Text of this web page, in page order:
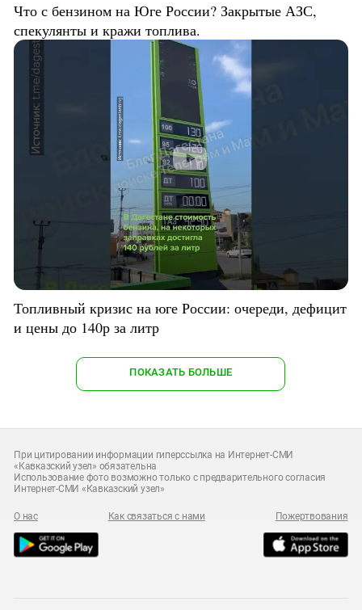
Что с бензином на Юге России? Закрытые АЗС,
спекулянты и кражи топлива.
Топливный кризис на юге России: очереди, дефицит
и цены до 140р за литр
ПОКАЗАТЬ БОЛЬШЕ
При цитировании информации гиперссылка на Интернет-СМИ
«Кавказский узел» обязательна
Использование фото возможно только с предварительного согласия
Интернет-СМИ «Кавказский узел»
О нас Как связаться с нами Пожертвования